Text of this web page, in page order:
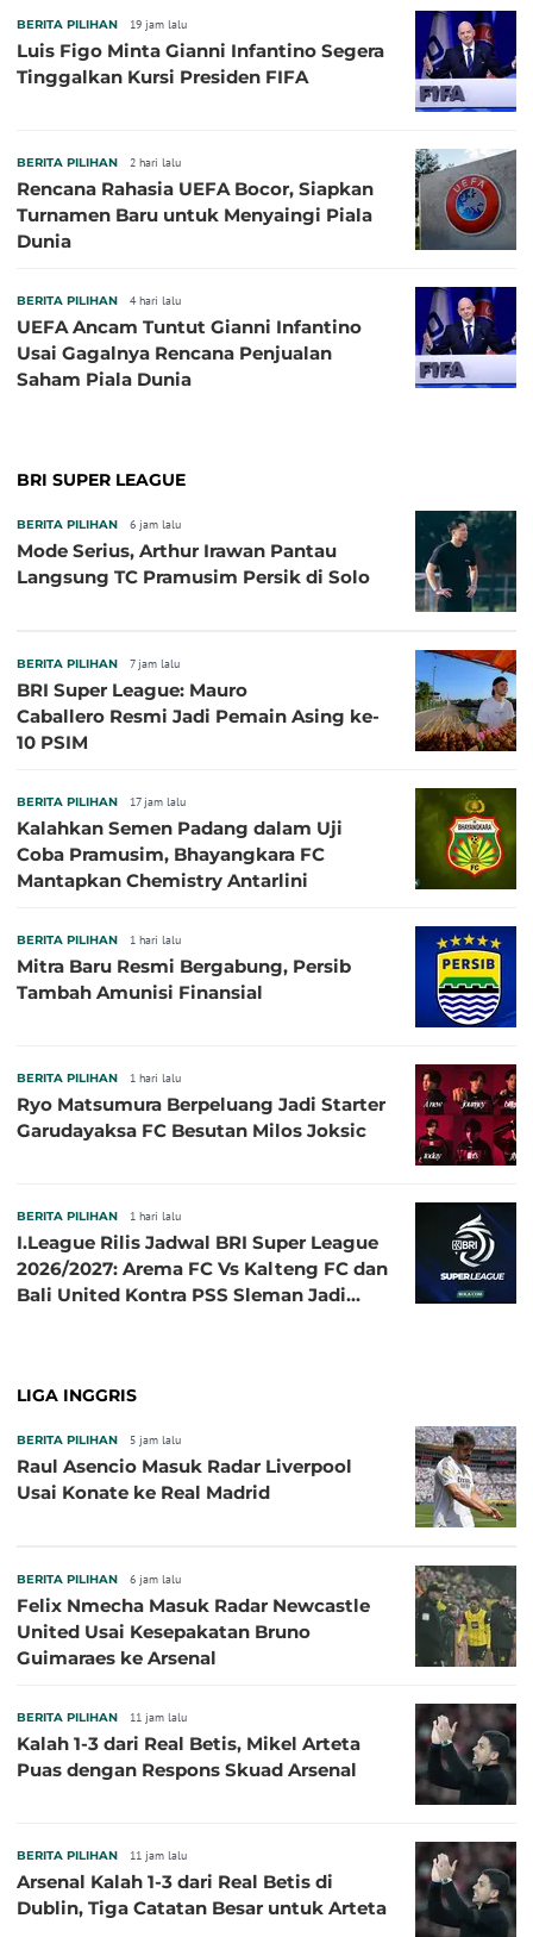
BERITA PILIHAN 19 jam lalu
Luis Figo Minta Gianni Infantino Segera
Tinggalkan Kursi Presiden FIFA
BERITA PILIHAN 2 hari lalu
Rencana Rahasia UEFA Bocor, Siapkan
Turnamen Baru untuk Menyaingi Piala
Dunia
BERITA PILIHAN 4 hari lalu
UEFA Ancam Tuntut Gianni Infantino
Usai Gagalnya Rencana Penjualan
Saham Piala Dunia
BRI SUPER LEAGUE
BERITA PILIHAN 6 jam lalu
Mode Serius, Arthur Irawan Pantau
Langsung TC Pramusim Persik di Solo
BERITA PILIHAN 7 jam lalu
BRI Super League: Mauro
Caballero Resmi Jadi Pemain Asing ke-
10 PSIM
BERITA PILIHAN 17 jam lalu
Kalahkan Semen Padang dalam Uji
Coba Pramusim, Bhayangkara FC
Mantapkan Chemistry Antarlini
BERITA PILIHAN 1 hari lalu
Mitra Baru Resmi Bergabung, Persib
Tambah Amunisi Finansial
BERITA PILIHAN 1 hari lalu
Ryo Matsumura Berpeluang Jadi Starter
Garudayaksa FC Besutan Milos Joksic
BERITA PILIHAN 1 hari lalu
I.League Rilis Jadwal BRI Super League
2026/2027: Arema FC Vs Kalteng FC dan
Bali United Kontra PSS Sleman Jadi
LIGA INGGRIS
BERITA PILIHAN 5 jam lalu
Raul Asencio Masuk Radar Liverpool
Usai Konate ke Real Madrid
BERITA PILIHAN 6 jam lalu
Felix Nmecha Masuk Radar Newcastle
United Usai Kesepakatan Bruno
Guimaraes ke Arsenal
BERITA PILIHAN 11 jam lalu
Kalah 1-3 dari Real Betis, Mikel Arteta
Puas dengan Respons Skuad Arsenal
BERITA PILIHAN 11 jam lalu
Arsenal Kalah 1-3 dari Real Betis di
Dublin, Tiga Catatan Besar untuk Arteta